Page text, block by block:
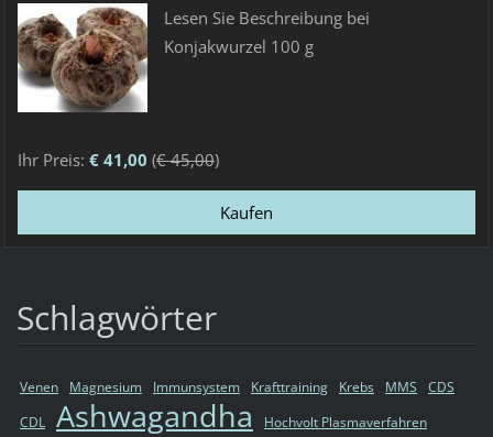
Lesen Sie Beschreibung bei
Konjakwurzel 100 g
Ihr Preis: € 41,00 (€ 45,00)
Schlagwörter
Venen Magnesium Immunsystem Krafttraining Krebs MMS
CDS
CDL Ashwagandha
Hochvolt Plasmaverfahren